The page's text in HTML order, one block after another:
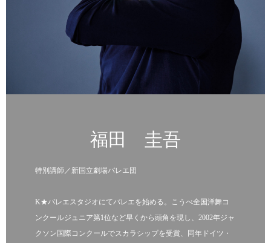
福田 圭吾
特別講師／新国立劇場バレエ団
K★バレエスタジオにてバレエを始める。こうべ全国洋舞コ
ンクールジュニア第1位など早くから頭角を現し、2002年ジャ
クソン国際コンクールでスカラシップを受賞、同年ドイツ・